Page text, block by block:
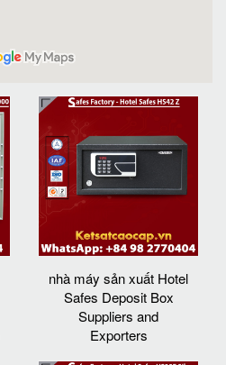
nhà máy sản xuất Hotel
Safes Deposit Box
Suppliers and
Exporters